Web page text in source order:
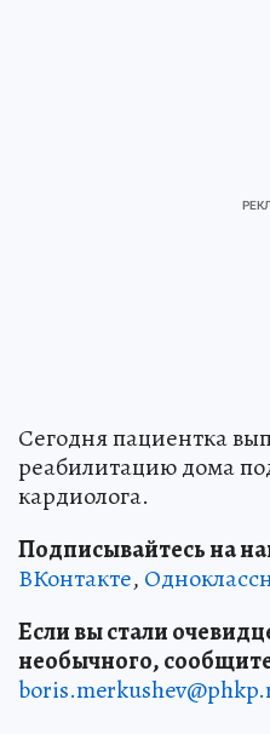
Сегодня пациентка
реабилитацию дома
кардиолога.
Подписывайтесь на
ВКонтакте,
Если вы стали
необычного,